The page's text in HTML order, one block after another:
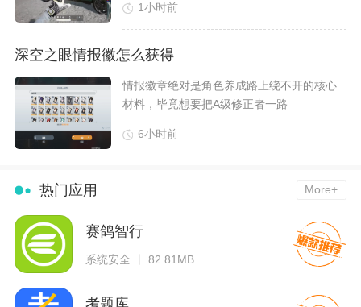
1小时前
深空之眼情报徽怎么获得
​情报徽章绝对是角色养成路上绕不开的核心
材料，毕竟想要把A级修正者一路
6小时前
热门应用 More+
赛鸽智行
系统安全 丨 82.81MB
考题库